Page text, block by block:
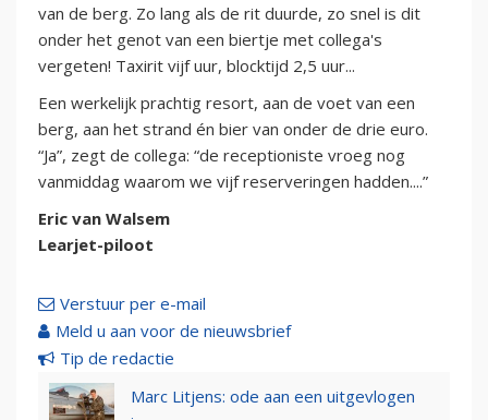
van de berg. Zo lang als de rit duurde, zo snel is dit
onder het genot van een biertje met collega's
vergeten! Taxirit vijf uur, blocktijd 2,5 uur...
Een werkelijk prachtig resort, aan de voet van een
berg, aan het strand én bier van onder de drie euro.
“Ja”, zegt de collega: “de receptioniste vroeg nog
vanmiddag waarom we vijf reserveringen hadden....”
Eric van Walsem
Learjet-piloot
Verstuur per e-mail
Meld u aan voor de nieuwsbrief
Tip de redactie
Marc Litjens: ode aan een uitgevlogen